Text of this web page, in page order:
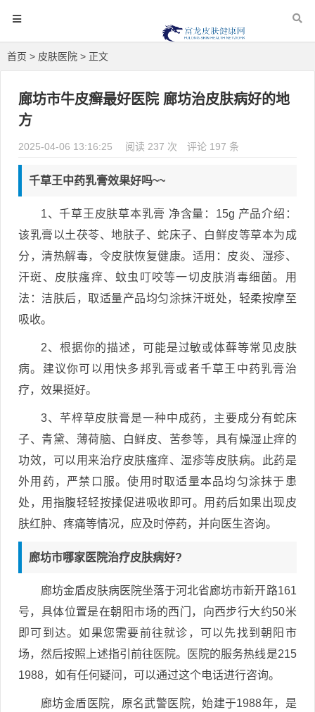
首页 > 皮肤医院 > 正文
廊坊市牛皮癣最好医院 廊坊治皮肤病好的地
方
2025-04-06 13:16:25 阅读 237 次 评论 197 条
千草王中药乳膏效果好吗~~
1、千草王皮肤草本乳膏 净含量：15g 产品介绍：
该乳膏以土茯苓、地肤子、蛇床子、白鲜皮等草本为成
分，清热解毒，令皮肤恢复健康。适用：皮炎、湿疹、
汗斑、皮肤瘙痒、蚊虫叮咬等一切皮肤消毒细菌。用
法：洁肤后，取适量产品均匀涂抹汗斑处，轻柔按摩至
吸收。
2、根据你的描述，可能是过敏或体藓等常见皮肤
病。建议你可以用快多邦乳膏或者千草王中药乳膏治
疗，效果挺好。
3、芊梓草皮肤膏是一种中成药，主要成分有蛇床
子、青黛、薄荷脑、白鲜皮、苦参等，具有燥湿止痒的
功效，可以用来治疗皮肤瘙痒、湿疹等皮肤病。此药是
外用药，严禁口服。使用时取适量本品均匀涂抹于患
处，用指腹轻轻按揉促进吸收即可。用药后如果出现皮
肤红肿、疼痛等情况，应及时停药，并向医生咨询。
廊坊市哪家医院治疗皮肤病好?
廊坊金盾皮肤病医院坐落于河北省廊坊市新开路161
号，具体位置是在朝阳市场的西门，向西步行大约50米
即可到达。如果您需要前往就诊，可以先找到朝阳市
场，然后按照上述指引前往医院。医院的服务热线是215
1988，如有任何疑问，可以通过这个电话进行咨询。
廊坊金盾医院，原名武警医院，始建于1988年，是